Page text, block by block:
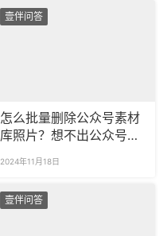
壹伴问答
怎么批量删除公众号素材
库照片？想不出公众号选
2024年11月18日
壹伴问答